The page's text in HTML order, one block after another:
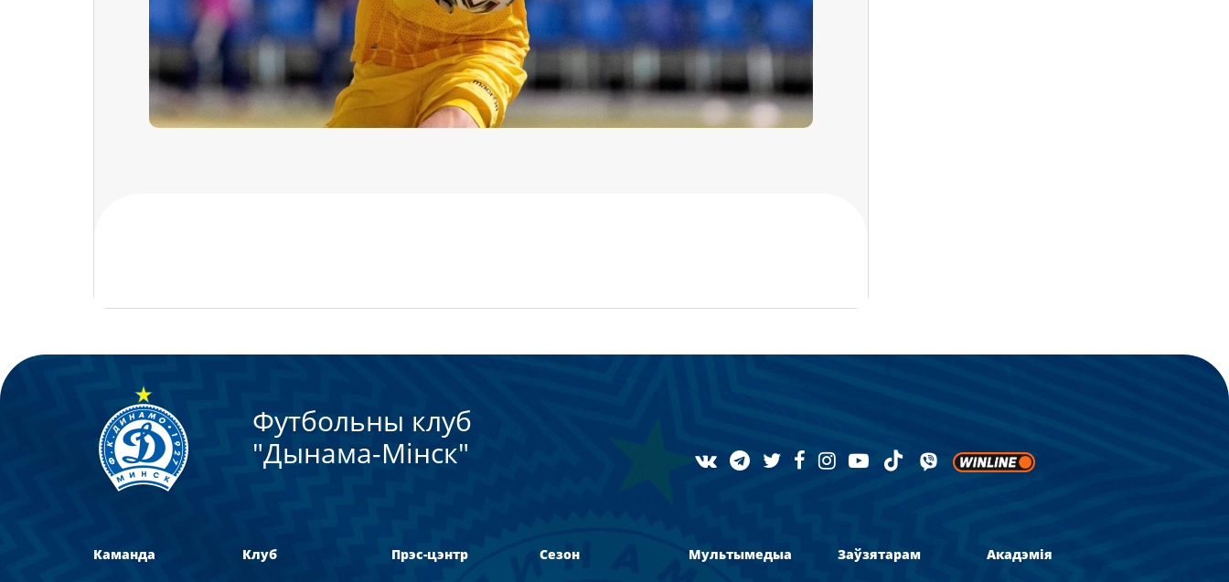
Футбольны клуб
"Дынама-Мiнск"
Каманда Клуб Прэс-цэнтр Сезон Мультымедыа Заўзятарам Акадэмія